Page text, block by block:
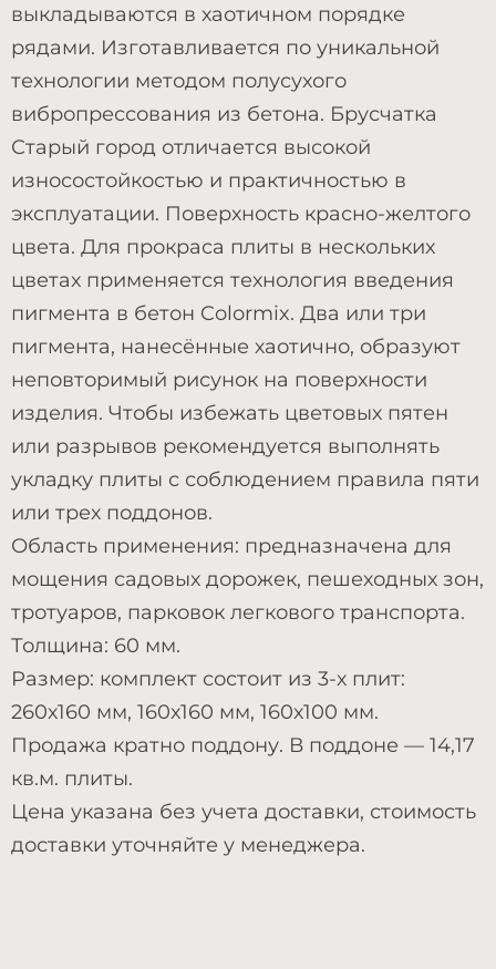
выкладываются в хаотичном порядке
рядами. Изготавливается по уникальной
технологии методом полусухого
вибропрессования из бетона. Брусчатка
Старый город отличается высокой
износостойкостью и практичностью в
эксплуатации. Поверхность красно-желтого
цвета. Для прокраса плиты в нескольких
цветах применяется технология введения
пигмента в бетон Colormix. Два или три
пигмента, нанесённые хаотично, образуют
неповторимый рисунок на поверхности
изделия. Чтобы избежать цветовых пятен
или разрывов рекомендуется выполнять
укладку плиты с соблюдением правила пяти
или трех поддонов.
Область применения: предназначена для
мощения садовых дорожек, пешеходных зон,
тротуаров, парковок легкового транспорта.
Толщина: 60 мм.
Размер: комплект состоит из 3-х плит:
260х160 мм, 160х160 мм, 160х100 мм.
Продажа кратно поддону. В поддоне — 14,17
кв.м. плиты.
Цена указана без учета доставки, стоимость
доставки уточняйте у менеджера.